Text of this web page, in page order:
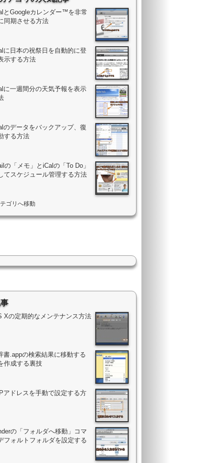
とGoogleカレンダー™を非常
同期させる方法
に日本の祝祭日を自動的に登
示する方法
に一週間分の天気予報を表示
のデータをバックアップ、復
する方法
の「メモ」とiCalの「To Do」
てスケジュール管理する方法
ゴリへ移動
Xの定期的なメンテナンス方法
書.appの検索結果に移動する
作成する裏技
アドレスを手動で設定する方
の「フォルダへ移動」コマ
フォルトフォルダを設定する